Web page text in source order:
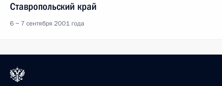
Ставропольский край
6 − 7 сентября 2001 года